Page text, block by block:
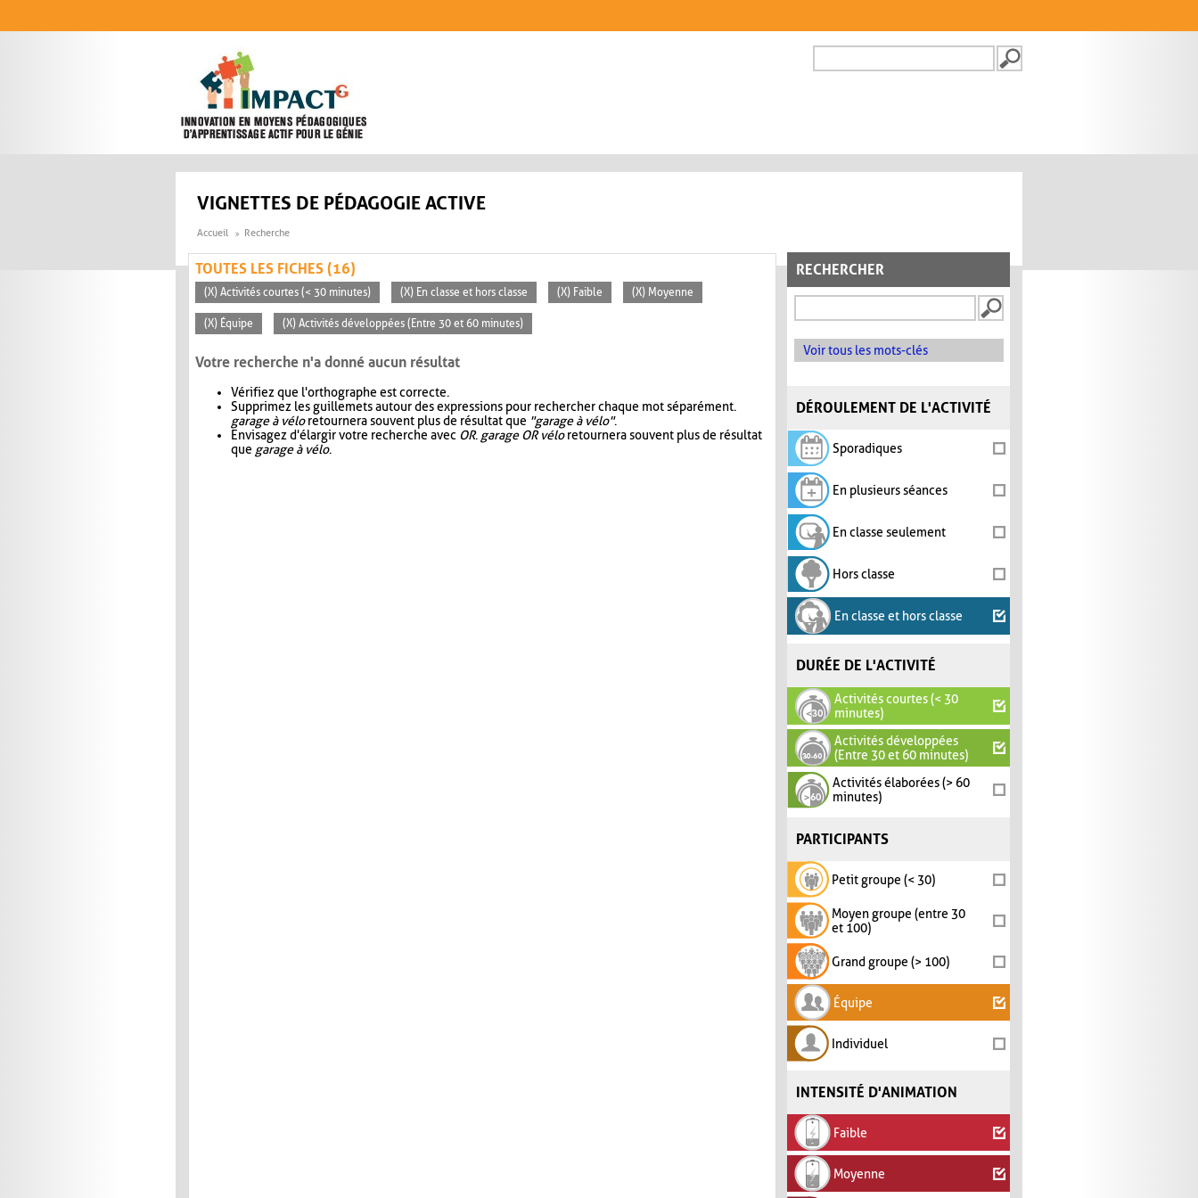
FORMULAIRE DE
VIGNETTES DE PÉDAGOGIE ACTIVE
Accueil Recherche
RECHERCHER
Voir tous les mots-clés
DÉROULEMENT DE L'ACTIVITÉ
Sporadiques
En plusieurs séances
En classe seulement
Hors classe
En classe et hors classe
DURÉE DE L'ACTIVITÉ
Activités courtes (< 30
minutes)
Activités développées
(Entre 30 et 60 minutes)
Activités élaborées (> 60
minutes)
PARTICIPANTS
Petit groupe (< 30)
Moyen groupe (entre 30
et 100)
Grand groupe (> 100)
Équipe
Individuel
INTENSITÉ D'ANIMATION
Faible
Moyenne
TOUTES LES FICHES (16)
(X) Activités courtes (< 30 minutes) (X) En classe et hors classe (X) Faible (X) Moyenne
(X) Équipe (X) Activités développées (Entre 30 et 60 minutes)
Votre recherche n'a donné aucun résultat
Vérifiez que l'orthographe est correcte.
Supprimez les guillemets autour des expressions pour rechercher chaque mot séparément.
garage à véloretournera souvent plus de résultat que "garage à vélo".
Envisagez d'élargir votre recherche avec OR. garage OR véloretournera souvent plus de résultat
que garage à vélo.